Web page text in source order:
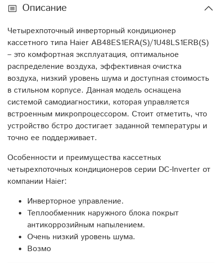
Описание
Четырехпоточный инверторный кондиционер
кассетного типа Haier AB48ES1ERA(S)/1U48LS1ERB(S)
– это комфортная эксплуатация, оптимальное
распределение воздуха, эффективная очистка
воздуха, низкий уровень шума и доступная стоимость
в стильном корпусе. Данная модель оснащена
системой самодиагностики, которая управляется
встроенным микропроцессором. Стоит отметить, что
устройство бстро достигает заданной температуры и
точно ее поддерживает.
Особенности и преимущества кассетных
четырехпоточных кондиционеров серии DC-Inverter от
компании Haier:
Инверторное управление.
Теплообменник наружного блока покрыт
антикоррозийным напылением.
Очень низкий уровень шума.
Возмо